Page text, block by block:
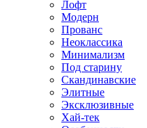
Лофт
Модерн
Прованс
Неоклассика
Минимализм
Под старину
Скандинавские
Элитные
Эксклюзивные
Хай-тек